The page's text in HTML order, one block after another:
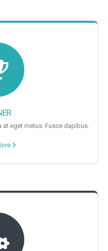
eget metus. Fusce dapibus.